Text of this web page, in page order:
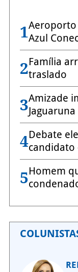
1Aeroporto
Azul
2Família
traslado
3Amizade
Jaguaruna
4Debate
5Homem